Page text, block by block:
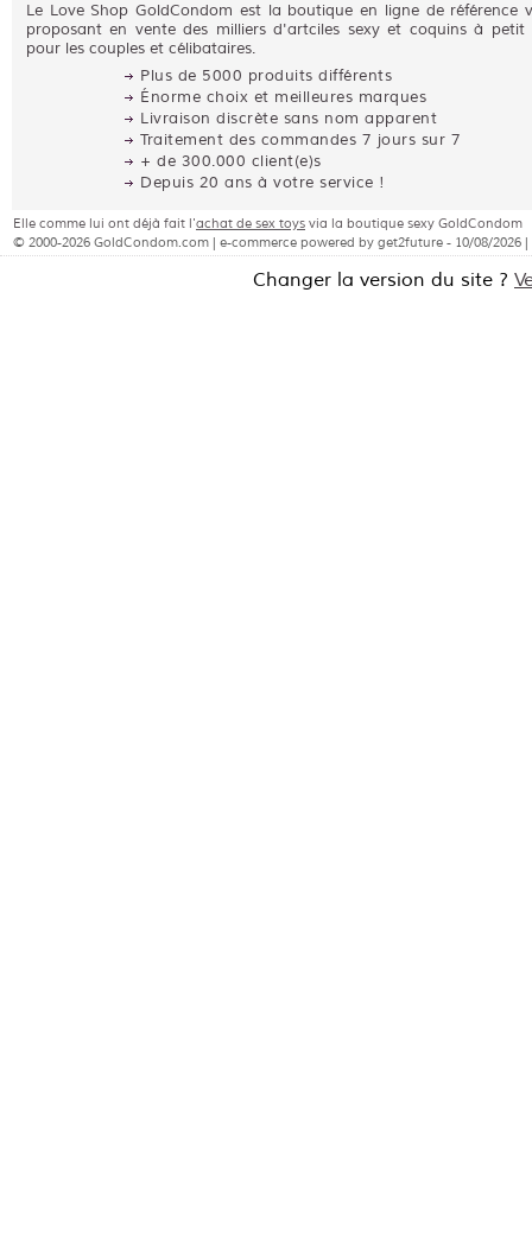
Le Love Shop GoldCondom est la boutique en ligne de référence
proposant en vente des milliers d'artciles sexy et coquins à petit
pour les couples et célibataires.
Plus de 5000 produits différents
Énorme choix et meilleures marques
Livraison discrète sans nom apparent
Traitement des commandes 7 jours sur 7
+ de 300.000 client(e)s
Depuis 20 ans à votre service !
Elle comme lui ont déjà fait l'achat de sex toys via la boutique sexy GoldCondom
© 2000-2026 GoldCondom.com | e-commerce powered by get2future - 10/08/2026 |
Changer la version du site ?